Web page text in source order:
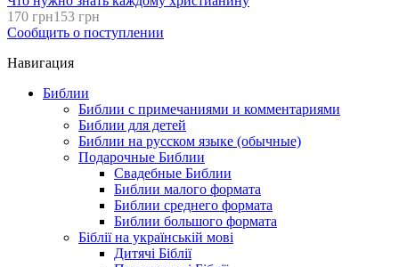
170 грн153 грн
Сообщить о поступлении
Навигация
Библии
Библии с примечаниями и комментариями
Библии для детей
Библии на русском языке (обычные)
Подарочные Библии
Свадебные Библии
Библии малого формата
Библии среднего формата
Библии большого формата
Біблії на українській мові
Дитячі Біблії